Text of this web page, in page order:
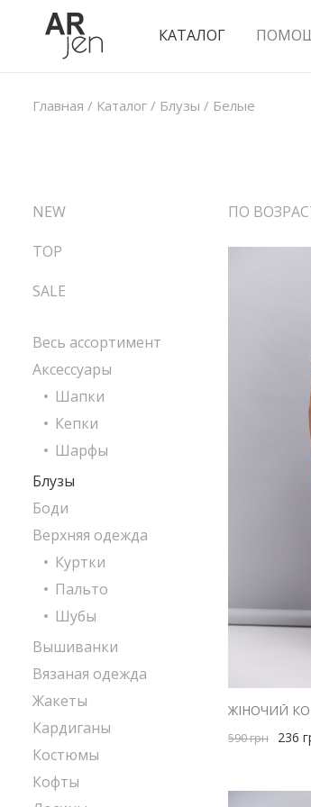
КАТАЛОГ
Главная / Каталог / Блузы / Белые
ПО
590грн 236
NEW
TOP
SALE
Весь ассортимент
Аксессуары
Шапки
Кепки
Шарфы
Блузы
Боди
Верхняя одежда
Куртки
Пальто
Шубы
Вышиванки
Вязаная одежда
Жакеты
Кардиганы
Костюмы
Кофты